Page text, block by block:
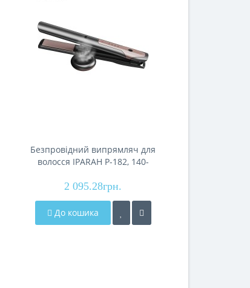
Безпровідний випрямляч для
волосся IPARAH P-182, 140-
5200mAh, ефірне масло
2 095.28грн.
До кошика